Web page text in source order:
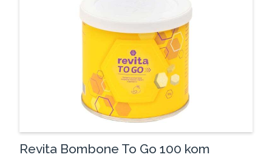
Revita Bombone To Go 100 kom